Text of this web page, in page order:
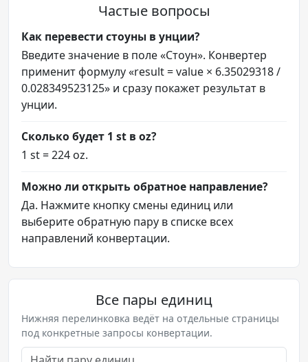
Частые вопросы
Как перевести стоуны в унции?
Введите значение в поле «Стоун». Конвертер
применит формулу «result = value × 6.35029318 /
0.028349523125» и сразу покажет результат в
унции.
Сколько будет 1 st в oz?
1 st = 224 oz.
Можно ли открыть обратное направление?
Да. Нажмите кнопку смены единиц или
выберите обратную пару в списке всех
направлений конвертации.
Все пары единиц
Нижняя перелинковка ведёт на отдельные страницы
под конкретные запросы конвертации.